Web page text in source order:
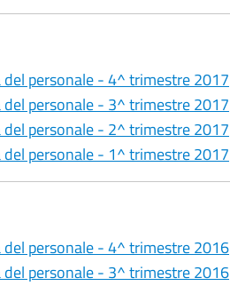
del personale - 4^ trimestre 2017
del personale - 3^ trimestre 2017
del personale - 2^ trimestre 2017
del personale - 1^ trimestre 2017
del personale - 4^ trimestre 2016
del personale - 3^ trimestre 2016